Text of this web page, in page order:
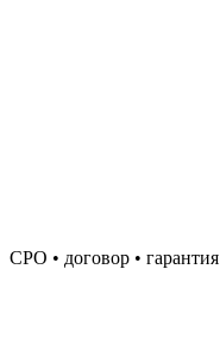
СРО • договор • гарантия